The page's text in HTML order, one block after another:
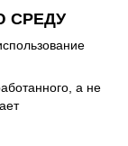
СРЕДУ
а не